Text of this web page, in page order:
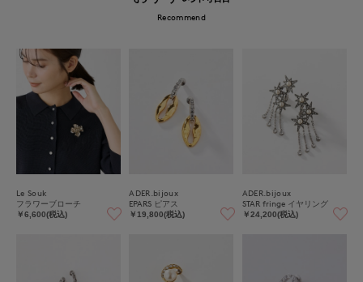
Recommend
Le Souk
フラワーブローチ
￥6,600(税込)
ADER.bijoux
EPARS ピアス
￥19,800(税込)
ADER.bijoux
STAR fringe イヤリング
￥24,200(税込)